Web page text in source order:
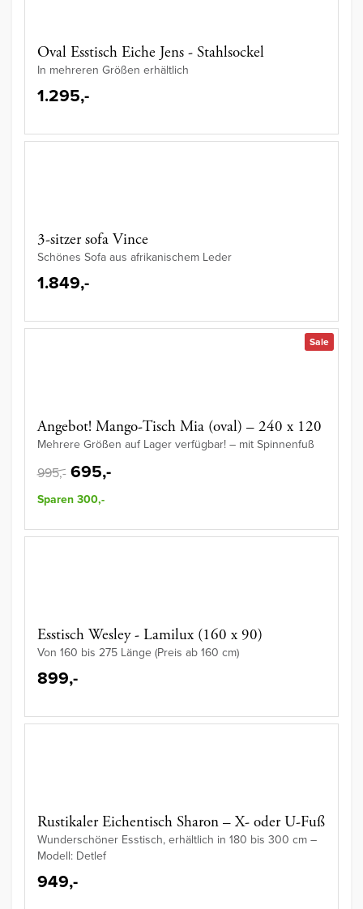
Oval Esstisch Eiche Jens - Stahlsockel
In mehreren Größen erhältlich
1.295,-
3-sitzer sofa Vince
Schönes Sofa aus afrikanischem Leder
1.849,-
Sale
Angebot! Mango-Tisch Mia (oval) – 240 x 120
Mehrere Größen auf Lager verfügbar! – mit Spinnenfuß
995,- 695,-
Sparen 300,-
Esstisch Wesley - Lamilux (160 x 90)
Von 160 bis 275 Länge (Preis ab 160 cm)
899,-
Rustikaler Eichentisch Sharon – X- oder U-Fuß
Wunderschöner Esstisch, erhältlich in 180 bis 300 cm –
Modell: Detlef
949,-